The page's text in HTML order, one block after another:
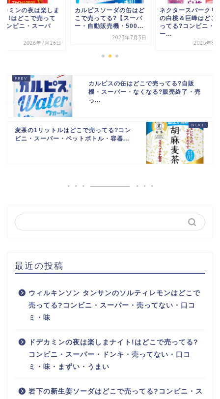
ま
カルピスソーダの缶はど
こで売ってる?【スーパ
ー・自動販売機・500...
ネクタースパークリング
の白桃＆巨峰はどこで売
ってる?コンビニ・ス
ー...
ドデカ
ナイト!
る?コ
カルピスの缶はどこで売ってる?自販
機・スーパー・なくなる?販売終了・売
っ...
麦茶の1リットルはどこで売ってる?コン
ビニ・スーパー・ペットボトル・容器...
最近の投稿
ウィルキンソン タンサンのソルティレモンはどこで
売ってる?コンビニ・スーパー・売ってない・口コ
ミ・味
ドデカミンの夜は楽しまナイト!はどこで売ってる?
コンビニ・スーパー・ドンキ・売ってない・口コ
ミ・味・まずい・うまい
岩下の新生姜ソーダはどこで売ってる?コンビニ・ス